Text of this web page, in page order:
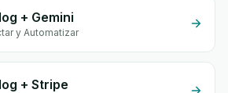
+ Gemini
y Automatizar
+ Stripe